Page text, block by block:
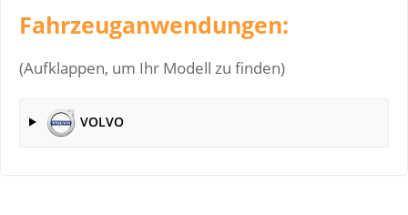
Fahrzeuganwendungen:
(Aufklappen, um Ihr Modell zu finden)
VOLVO